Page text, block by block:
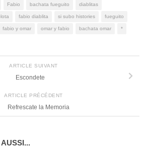
Fabio bachata fueguito diablitas
fabio diablita si subo histories fueguito
fabio y omar omar y fabio bachata omar *
ARTICLE SUIVANT
Escondete
ARTICLE PRÉCÉDENT
Refrescate la Memoria